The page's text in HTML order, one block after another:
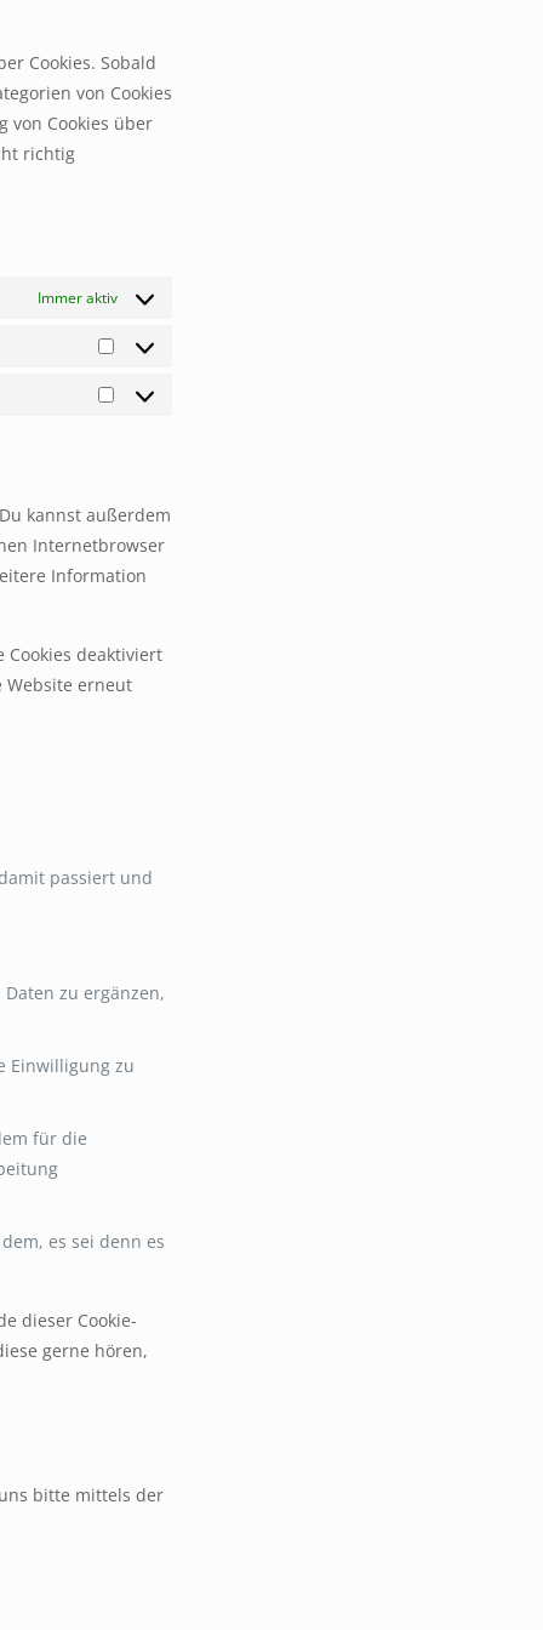
Cookies. Sobald
von Cookies
von Cookies über
richtig
Immer aktiv
Statistiken
Marketing
kannst außerdem
Internetbrowser
Information
deaktiviert
Website erneut
passiert und
zu ergänzen,
Einwilligung zu
für die
es sei denn es
dieser Cookie-
gerne hören,
bitte mittels der